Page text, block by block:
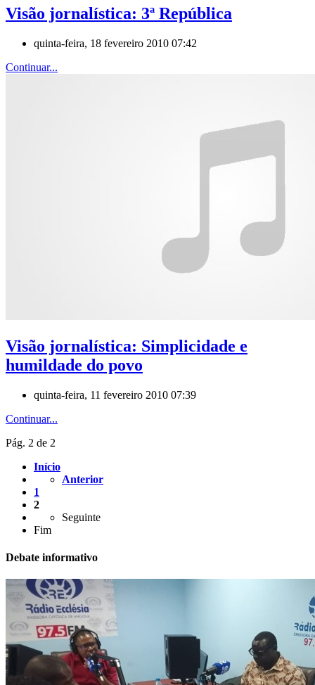
Visão jornalística: 3ª República
quinta-feira, 18 fevereiro 2010 07:42
Continuar...
Visão jornalística: Simplicidade e
humildade do povo
quinta-feira, 11 fevereiro 2010 07:39
Continuar...
Pág. 2 de 2
Início
Anterior
1
2
Seguinte
Fim
Debate informativo